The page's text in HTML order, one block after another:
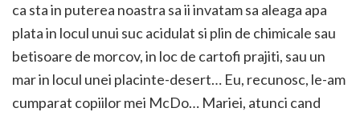
ca sta in puterea noastra sa ii invatam sa aleaga apa
plata in locul unui suc acidulat si plin de chimicale sau
betisoare de morcov, in loc de cartofi prajiti, sau un
mar in locul unei placinte-desert… Eu, recunosc, le-am
cumparat copiilor mei McDo… Mariei, atunci cand